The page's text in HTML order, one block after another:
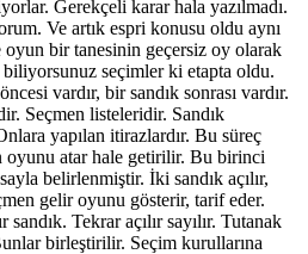
Gerekçeli karar hala yazılmadı.
Ve artık espri konusu oldu aynı
oyun bir tanesinin geçersiz oy olarak
biliyorsunuz seçimler ki etapta oldu.
vardır, bir sandık sonrası vardır.
Seçmen listeleridir. Sandık
yapılan itirazlardır. Bu süreç
oyunu atar hale getirilir. Bu birinci
belirlenmiştir. İki sandık açılır,
gelir oyunu gösterir, tarif eder.
Tekrar açılır sayılır. Tutanak
birleştirilir. Seçim kurullarına